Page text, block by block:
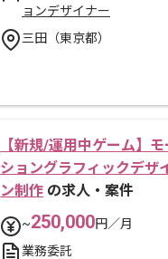
ョンデザイナー
三田（東京都）
【新規/運用中ゲーム】モ
ショングラフィックデザ
ン制作 の求人・案件
~250,000円／月
業務委託